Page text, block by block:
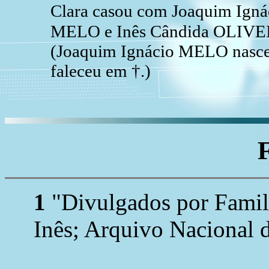
Clara casou com Joaquim
MELO e Inês Cândida
(Joaquim Ignácio MELO
faleceu em †.)
1 "Divulgados por
Inês; Arquivo Nacional